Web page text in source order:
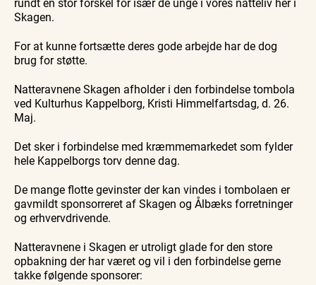
MuseumBedford
Skagen.
For at kunne fortsætte deres gode arbejde har de dog
brug for støtte.
Natteravnene Skagen afholder i den forbindelse tombola
ved Kulturhus Kappelborg, Kristi Himmelfartsdag, d. 26.
Maj.
Det sker i forbindelse med kræmmemarkedet som fylder
hele Kappelborgs torv denne dag.
De mange flotte gevinster der kan vindes i tombolaen er
gavmildt sponsorreret af Skagen og Ålbæks forretninger
og erhvervdrivende.
Natteravnene i Skagen er utroligt glade for den store
opbakning der har været og vil i den forbindelse gerne
takke følgende sponsorer: